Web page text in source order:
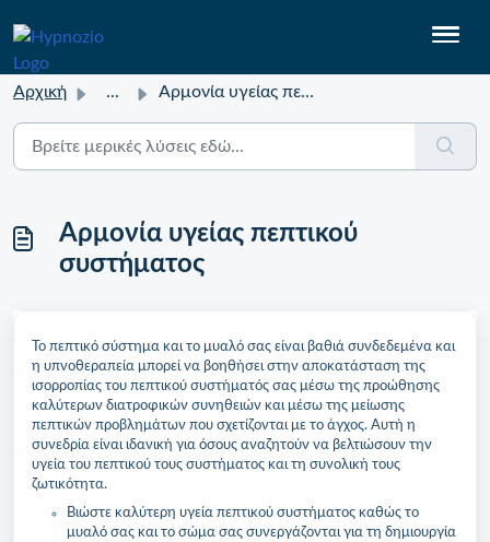
Αρχική ... Αρμονία υγείας πεπτικού συστήματος
Αρμονία υγείας πεπτικού
συστήματος
Το πεπτικό σύστημα και το μυαλό σας είναι βαθιά συνδεδεμένα και
η υπνοθεραπεία μπορεί να βοηθήσει στην αποκατάσταση της
ισορροπίας του πεπτικού συστήματός σας μέσω της προώθησης
καλύτερων διατροφικών συνηθειών και μέσω της μείωσης
πεπτικών προβλημάτων που σχετίζονται με το άγχος. Αυτή η
συνεδρία είναι ιδανική για όσους αναζητούν να βελτιώσουν την
υγεία του πεπτικού τους συστήματος και τη συνολική τους
ζωτικότητα.
Βιώστε καλύτερη υγεία πεπτικού συστήματος καθώς το
μυαλό σας και το σώμα σας συνεργάζονται για τη δημιουργία